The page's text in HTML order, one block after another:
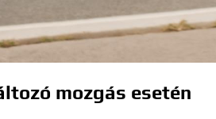
mozgás esetén